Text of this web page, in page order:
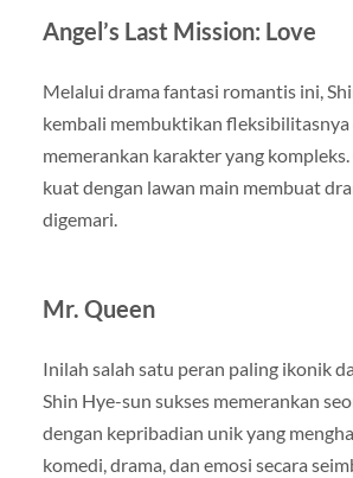
Angel’s Last Mission: Love
Melalui drama fantasi romantis ini,
kembali membuktikan fleksibilitasnya
memerankan karakter yang
kuat dengan lawan main membuat
digemari.
Mr. Queen
Inilah salah satu peran paling ikonik
Shin Hye-sun sukses memerankan
dengan kepribadian unik yang
komedi, drama, dan emosi secara